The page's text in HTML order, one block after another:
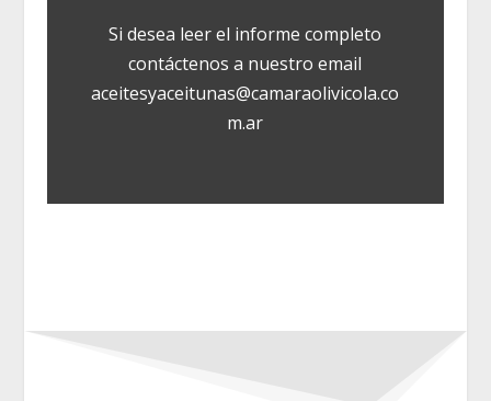
Si desea leer el informe completo
contáctenos a nuestro email
aceitesyaceitunas@camaraolivicola.co
m.ar